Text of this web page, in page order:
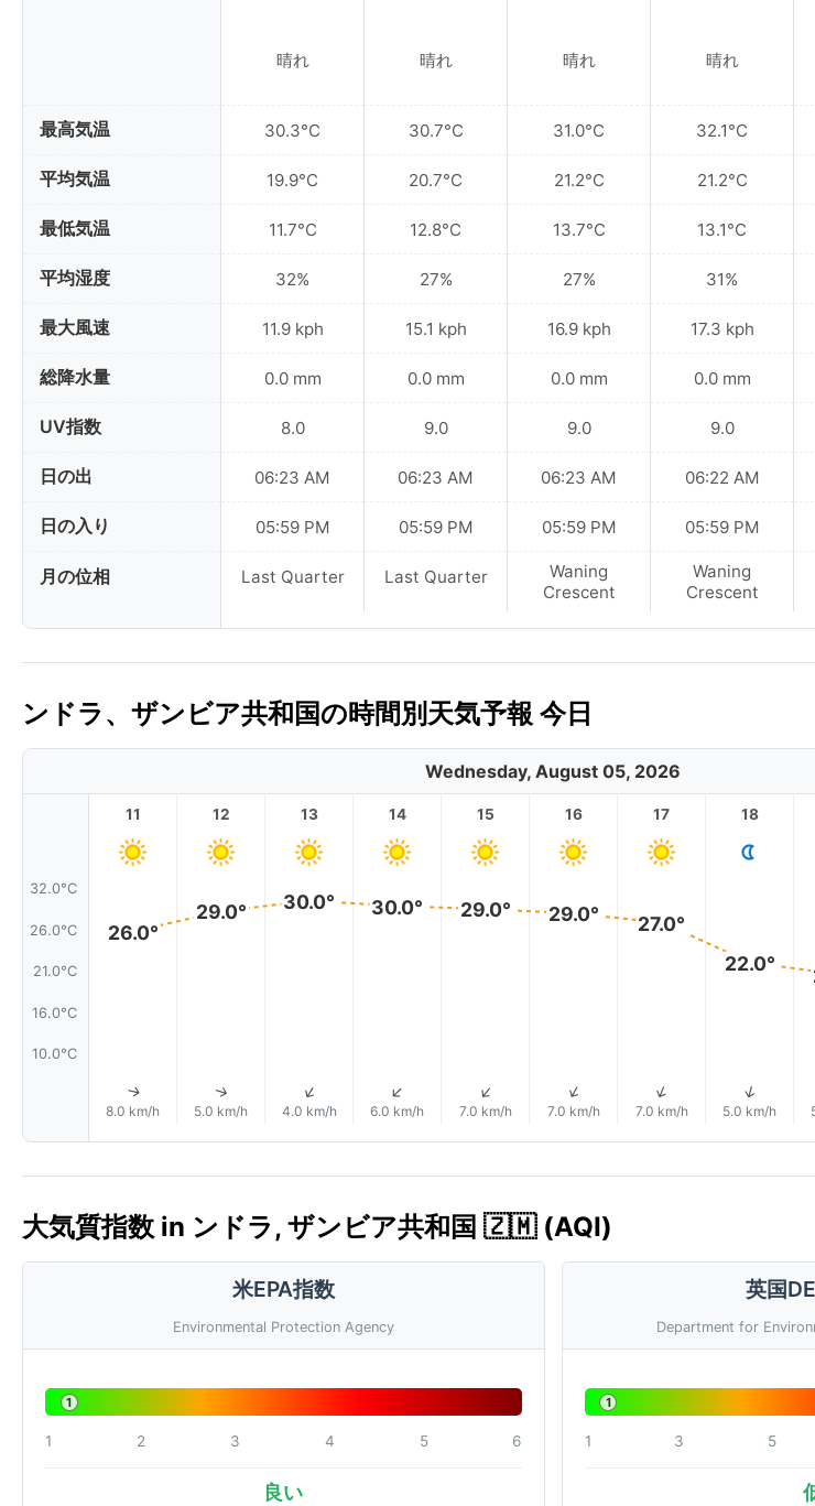
最高気温
平均気温
最低気温
平均湿度
最大風速
総降水量
UV指数
日の出
日の入り
月の位相
晴れ
30.3°C
19.9°C
11.7°C
32%
11.9 kph
0.0 mm
8.0
06:23 AM
05:59 PM
Last Quarter
晴れ
30.7°C
20.7°C
12.8°C
27%
15.1 kph
0.0 mm
9.0
06:23 AM
05:59 PM
Last Quarter
晴れ
31.0°C
21.2°C
13.7°C
27%
16.9 kph
0.0 mm
9.0
06:23 AM
05:59 PM
Waning
Crescent
晴れ
32.1°C
21.2°C
13.1°C
31%
17.3 kph
0.0 mm
9.0
06:22 AM
05:59 PM
Waning
Crescent
ンドラ、ザンビア共和国の時間別天気予報 今日
Wednesday, August 05, 2026
32.0°C
26.0°C
21.0°C
16.0°C
10.0°C
11
26.0°
↑
8.0 km/h
12
29.0°
↑
5.0 km/h
13
30.0°
↑
4.0 km/h
14
30.0°
↑
6.0 km/h
15
29.0°
↑
7.0 km/h
16
29.0°
↑
7.0 km/h
17
27.0°
↑
7.0 km/h
18
22.0°
↑
5.0 km/h
大気質指数 in ンドラ, ザンビア共和国 🇿🇲 (AQI)
米EPA指数
Environmental Protection Agency
1
1 2 3 4 5 6
良い
英国
Department for
1
1 3 5